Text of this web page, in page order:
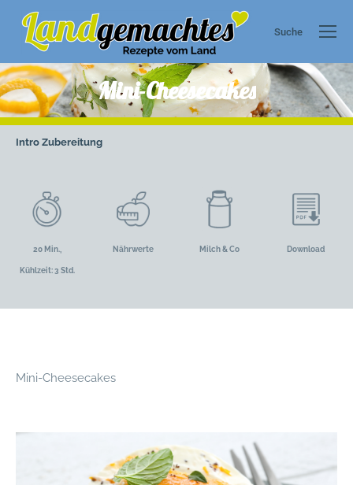
Search:
Suche
Mini-Cheesecakes
Intro Zubereitung
20 Min.,
Kühlzeit: 3 Std.
Nährwerte Milch & Co Download
Mini-Cheesecakes